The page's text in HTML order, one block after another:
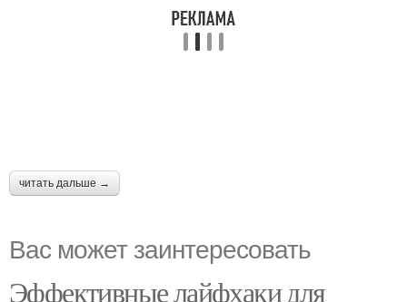
читать дальше →
Вас может заинтересовать
Эффективные лайфхаки для